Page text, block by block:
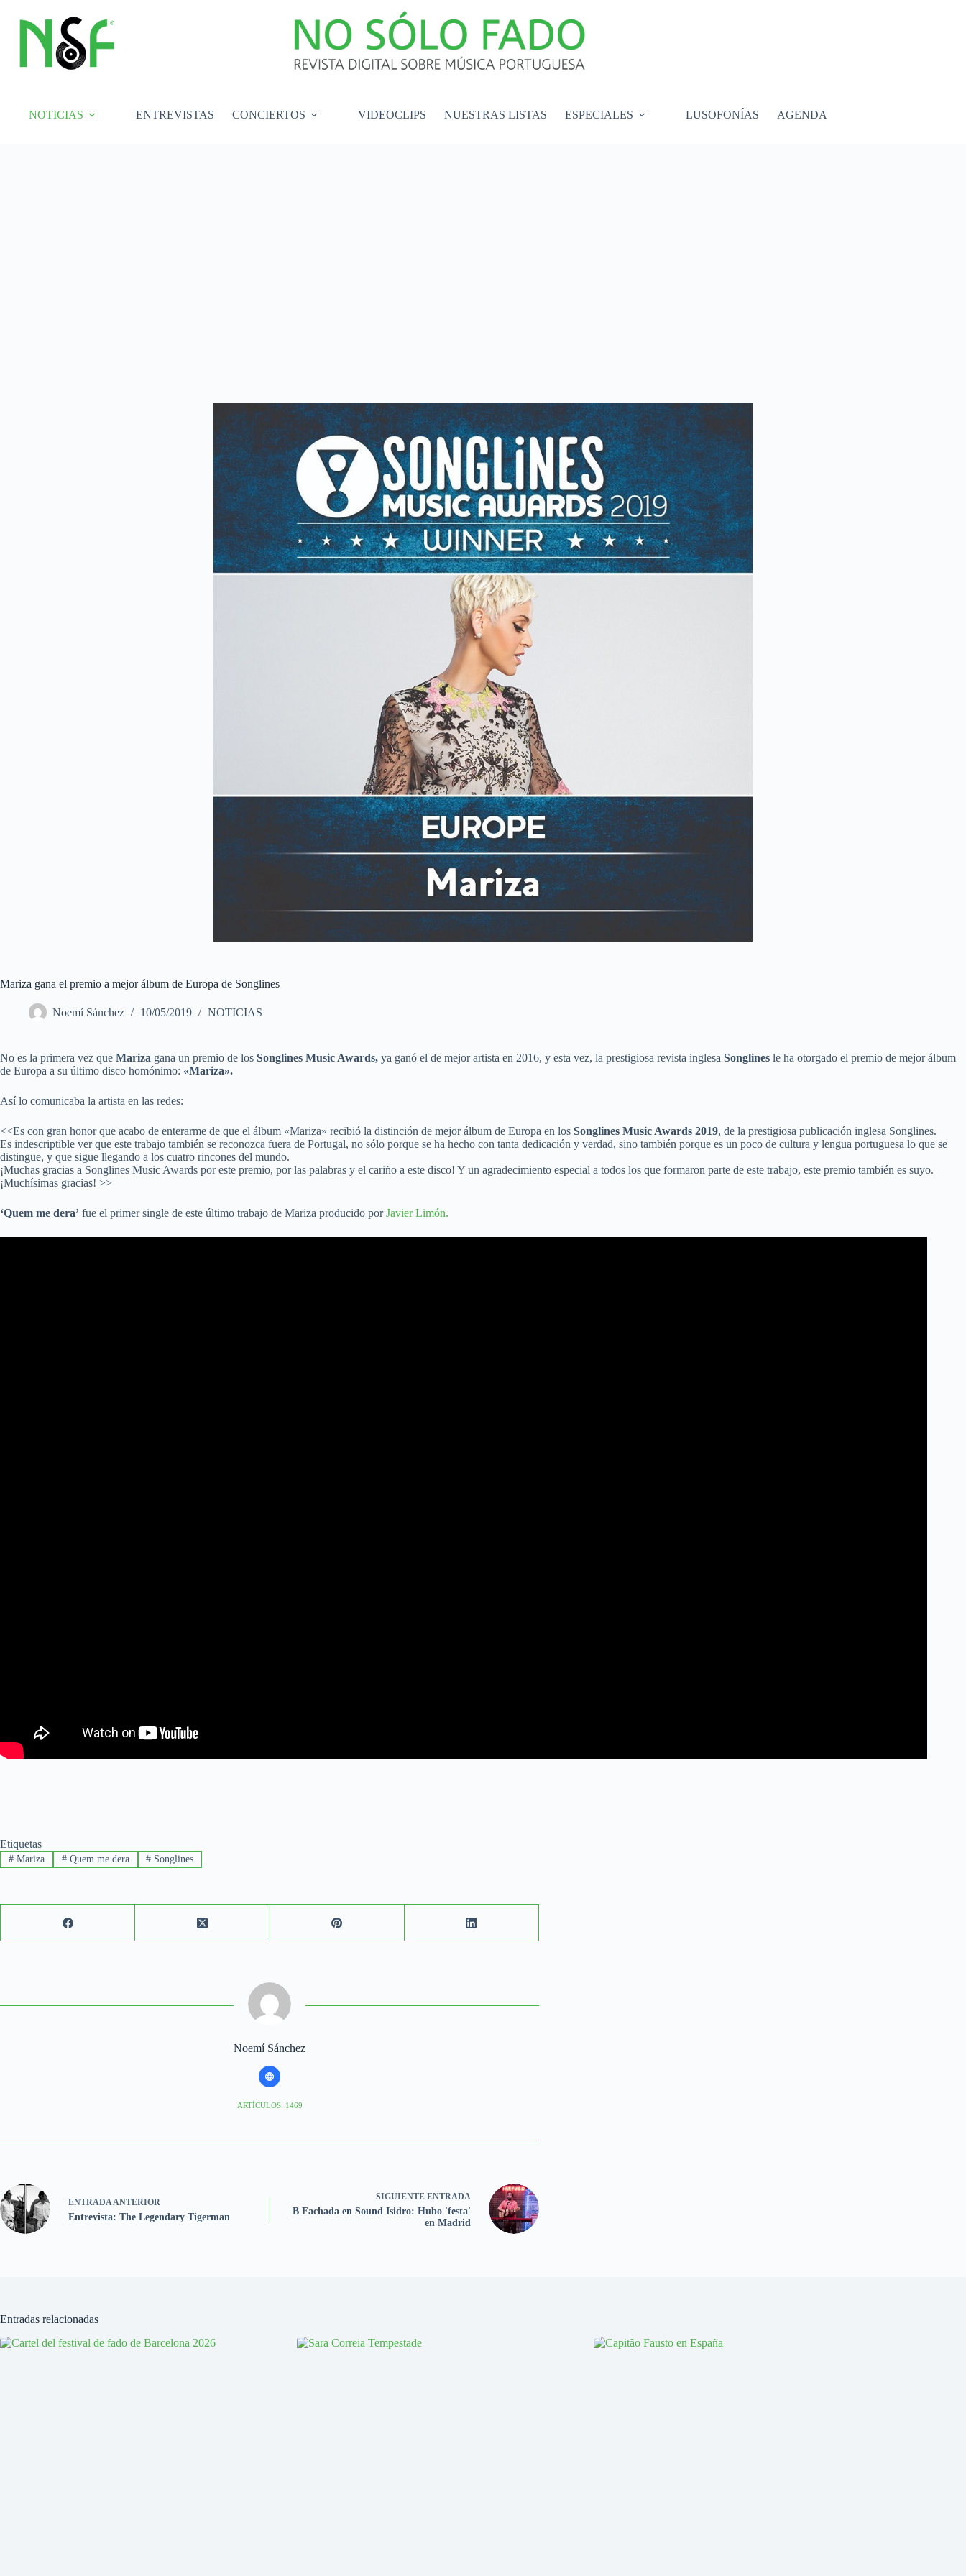
contenido
NOTICIAS ENTREVISTAS CONCIERTOS VIDEOCLIPS NUESTRAS LISTAS ESPECIALES LUSOFONÍAS AGENDA
Mariza gana el premio a mejor álbum de Europa de Songlines
Noemí Sánchez 10/05/2019 NOTICIAS
No es la primera vez que Mariza gana un premio de los Songlines Music Awards, ya ganó el de mejor artista en 2016, y esta vez, la prestigiosa revista inglesa Songlines le ha otorgado el premio de mejor álbum
de Europa a su último disco homónimo: «Mariza».
Así lo comunicaba la artista en las redes:
<<Es con gran honor que acabo de enterarme de que el álbum «Mariza» recibió la distinción de mejor álbum de Europa en los Songlines Music Awards 2019, de la prestigiosa publicación inglesa Songlines.
Es indescriptible ver que este trabajo también se reconozca fuera de Portugal, no sólo porque se ha hecho con tanta dedicación y verdad, sino también porque es un poco de cultura y lengua portuguesa lo que se
distingue, y que sigue llegando a los cuatro rincones del mundo.
¡Muchas gracias a Songlines Music Awards por este premio, por las palabras y el cariño a este disco! Y un agradecimiento especial a todos los que formaron parte de este trabajo, este premio también es suyo.
¡Muchísimas gracias! >>
‘Quem me dera’ fue el primer single de este último trabajo de Mariza producido porJavier Limón.
Etiquetas
#Mariza #Quem me dera # Songlines
Noemí Sánchez
ARTÍCULOS: 1469
ENTRADA ANTERIOR
Entrevista: The Legendary Tigerman
SIGUIENTE ENTRADA
B Fachada en Sound Isidro: Hubo 'festa'
en Madrid
Entradas relacionadas